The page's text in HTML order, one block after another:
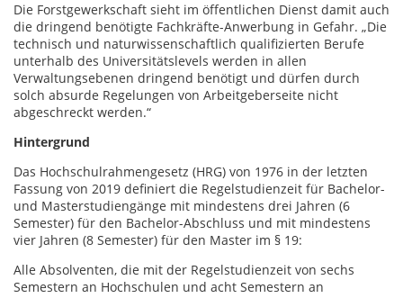
Die Forstgewerkschaft sieht im öffentlichen Dienst damit auch
die dringend benötigte Fachkräfte-Anwerbung in Gefahr. „Die
technisch und naturwissenschaftlich qualifizierten Berufe
unterhalb des Universitätslevels werden in allen
Verwaltungsebenen dringend benötigt und dürfen durch
solch absurde Regelungen von Arbeitgeberseite nicht
abgeschreckt werden.“
Hintergrund
Das Hochschulrahmengesetz (HRG) von 1976 in der letzten
Fassung von 2019 definiert die Regelstudienzeit für Bachelor-
und Masterstudiengänge mit mindestens drei Jahren (6
Semester) für den Bachelor-Abschluss und mit mindestens
vier Jahren (8 Semester) für den Master im § 19:
Alle Absolventen, die mit der Regelstudienzeit von sechs
Semestern an Hochschulen und acht Semestern an